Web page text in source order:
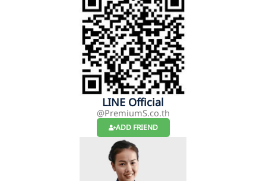
LINE Official
@PremiumS.co.th
ADD FRIEND